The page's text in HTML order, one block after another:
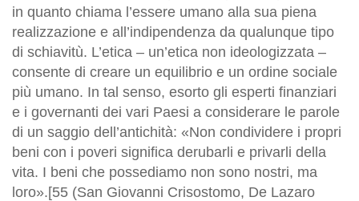
in quanto chiama l’essere umano alla sua piena
realizzazione e all’indipendenza da qualunque tipo
di schiavitù. L’etica – un’etica non ideologizzata –
consente di creare un equilibrio e un ordine sociale
più umano. In tal senso, esorto gli esperti finanziari
e i governanti dei vari Paesi a considerare le parole
di un saggio dell’antichità: «Non condividere i propri
beni con i poveri significa derubarli e privarli della
vita. I beni che possediamo non sono nostri, ma
loro».[55 (San Giovanni Crisostomo, De Lazaro